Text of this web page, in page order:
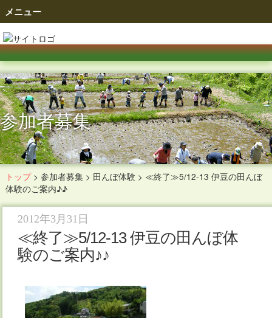
メニュー
参加者募集
トップ> 参加者募集> 田んぼ体験 > ≪終了≫5/12-13 伊豆の田んぼ
体験のご案内♪♪
2012年3月31日
≪終了≫5/12-13 伊豆の田んぼ体
験のご案内♪♪